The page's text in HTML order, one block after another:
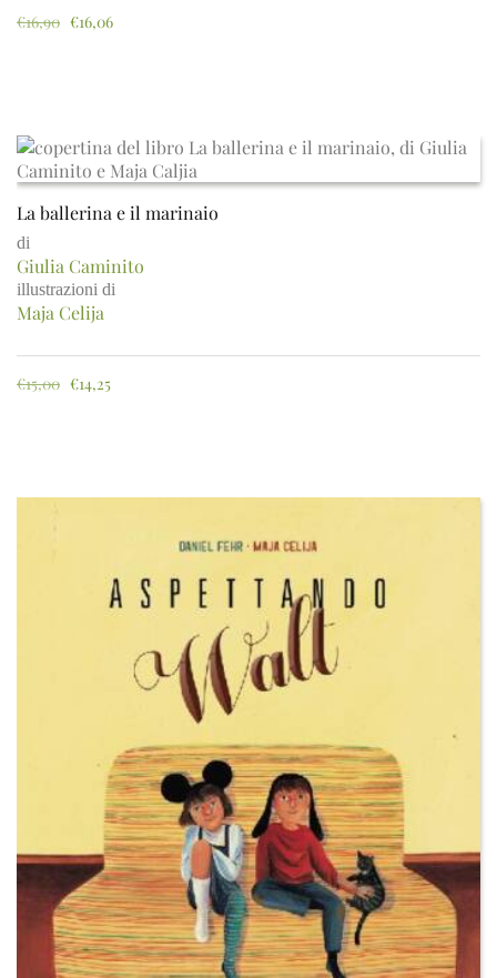
€16,90 €16,06
La ballerina e il marinaio
di
Giulia Caminito
illustrazioni di
Maja Celija
€15,00 €14,25